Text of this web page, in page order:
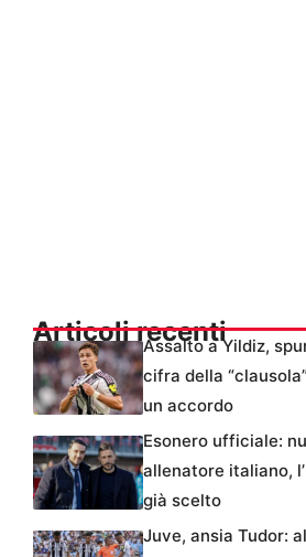
Articoli recenti
Assalto a Yildiz,
cifra della
un accordo
Esonero ufficiale:
allenatore italiano,
già scelto
Juve, ansia Tudor: